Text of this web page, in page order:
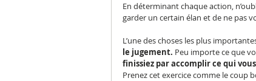
En déterminant chaque action,
garder un certain élan et de ne pas
L’une des choses les plus
le jugement. Peu importe ce que
finissiez par accomplir ce qui
Prenez cet exercice comme le coup